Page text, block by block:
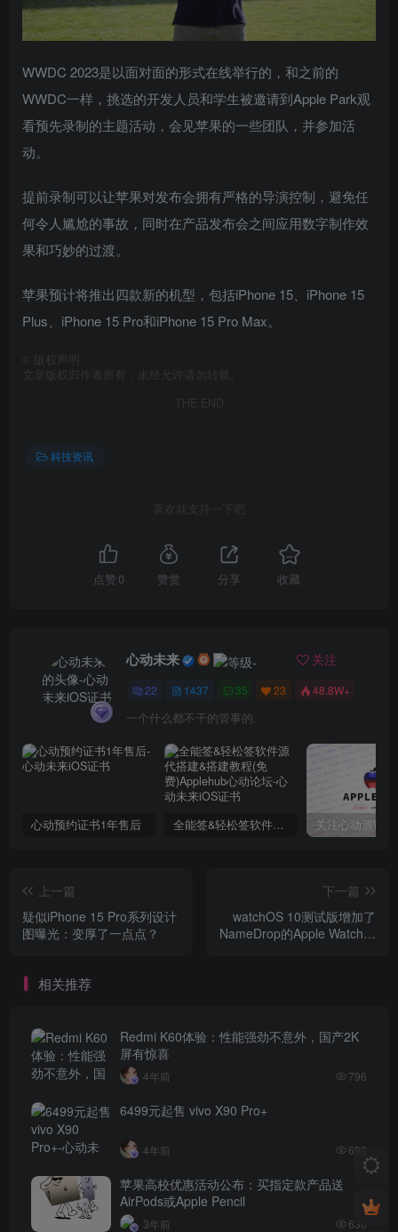
WWDC 2023是以面对面的形式在线举行的，和之前的
WWDC一样，挑选的开发人员和学生被邀请到‌Apple Park‌观
看预先录制的主题活动，会见苹果的一些团队，并参加活
动。
提前录制可以让苹果对发布会拥有严格的导演控制，避免任
何令人尴尬的事故，同时在产品发布会之间应用数字制作效
果和巧妙的过渡。
苹果预计将推出四款新的‌‌机型，包括iPhone 15、‌iPhone 15‌
Plus、iPhone 15 Pro和‌iPhone 15 Pro ‌Max。
版权声明
文章版权归作者所有，未经允许请勿转载。
THE END
科技资讯
喜欢就支持一下吧
点赞 0 赞赏 分享 收藏
心动未来 关注
22 1437 35 23 48.8W+
一个什么都不干的管事的.
心动预约证书1年售后 全能签&轻松签软件源代搭建&搭建教程(免费)Applehub心动论坛
上一篇
疑似iPhone 15 Pro系列设计
图曝光：变厚了一点点？
下一篇
watchOS 10测试版增加了
NameDrop的Apple Watch支
相关推荐
Redmi K60体验：性能强劲不意外，国产2K
屏有惊喜
4年前 796
6499元起售 vivo X90 Pro+
4年前 699
苹果高校优惠活动公布：买指定款产品送
AirPods或Apple Pencil
3年前 630